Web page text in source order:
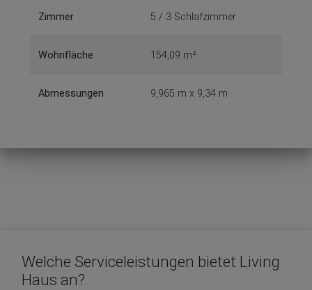
Zimmer 5 / 3 Schlafzimmer
Wohnfläche 154,09 m²
Abmessungen 9,965 m x 9,34 m
Welche Serviceleistungen bietet Living
Haus an?